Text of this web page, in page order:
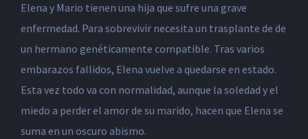
Elena y Mario tienen una hija que sufre una grave
enfermedad. Para sobrevivir necesita un trasplante de de
un hermano genéticamente compatible. Tras varios
embarazos fallidos, Elena vuelve a quedarse en estado.
Esta vez todo va con normalidad, aunque la soledad y el
miedo a perder el amor de su marido, hacen que Elena se
suma en un oscuro abismo.